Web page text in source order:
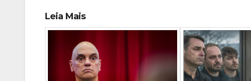
Leia Mais